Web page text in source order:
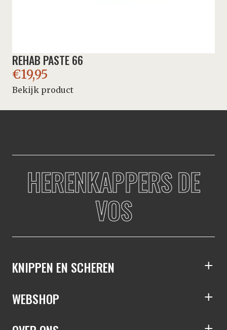
REHAB PASTE 66
€19,95
Bekijk product
HERENKAPPERS DE
VOS
KNIPPEN EN SCHEREN
WEBSHOP